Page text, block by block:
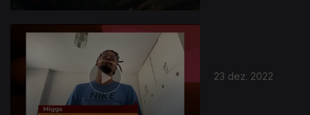
23 dez. 2022